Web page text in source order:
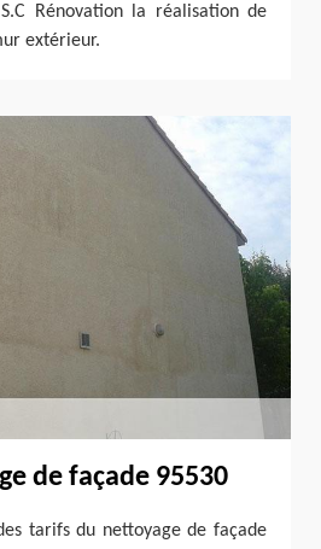
Rénovation la réalisation de
extérieur.
de façade 95530
tarifs du nettoyage de façade